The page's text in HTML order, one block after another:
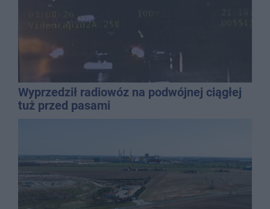
Wyprzedził radiowóz na podwójnej ciągłej
tuż przed pasami